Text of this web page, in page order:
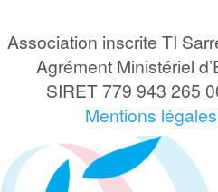
Association inscrite TI
Agrément Ministériel
SIRET 779 943 265
Mentions légales